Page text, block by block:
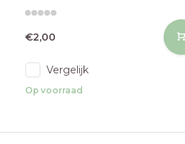
€2,00
Vergelijk
Op voorraad